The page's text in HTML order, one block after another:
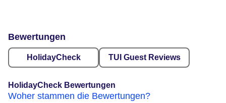
Bewertungen
HolidayCheck TUI Guest Reviews
HolidayCheck Bewertungen
Woher stammen die Bewertungen?